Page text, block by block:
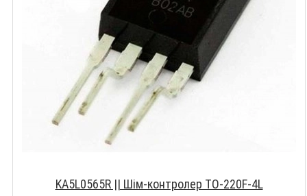
KA5L0565R || Шім-контролер TO-220F-4L